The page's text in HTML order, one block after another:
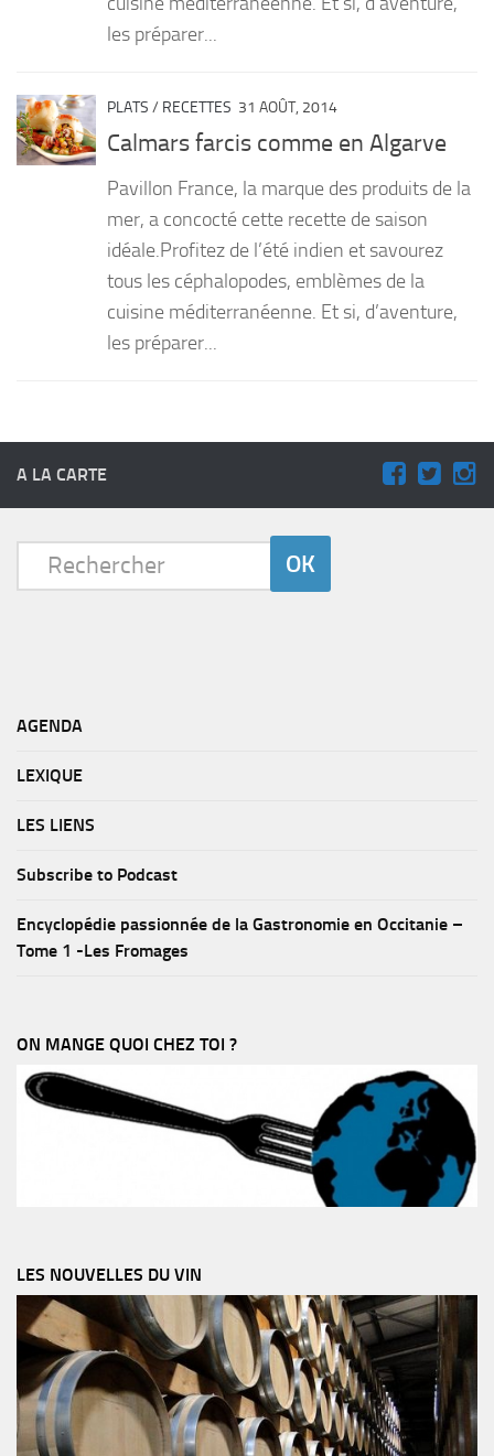
les préparer...
PLATS / RECETTES 31 AOÛT, 2014
Calmars farcis comme en Algarve
Pavillon France, la marque des produits de la
mer, a concocté cette recette de saison
idéale.Profitez de l’été indien et savourez
tous les céphalopodes, emblèmes de la
cuisine méditerranéenne. Et si, d’aventure,
les préparer...
A LA CARTE
AGENDA
LEXIQUE
LES LIENS
Subscribe to Podcast
Encyclopédie passionnée de la Gastronomie en Occitanie –
Tome 1 -Les Fromages
ON MANGE QUOI CHEZ TOI ?
LES NOUVELLES DU VIN